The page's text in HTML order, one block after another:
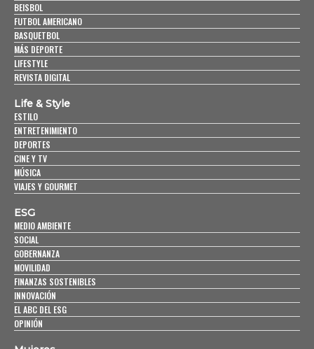
BEISBOL
FUTBOL AMERICANO
BASQUETBOL
MÁS DEPORTE
LIFESTYLE
REVISTA DIGITAL
Life & Style
ESTILO
ENTRETENIMIENTO
DEPORTES
CINE Y TV
MÚSICA
VIAJES Y GOURMET
ESG
MEDIO AMBIENTE
SOCIAL
GOBERNANZA
MOVILIDAD
FINANZAS SOSTENIBLES
INNOVACIÓN
EL ABC DEL ESG
OPINIÓN